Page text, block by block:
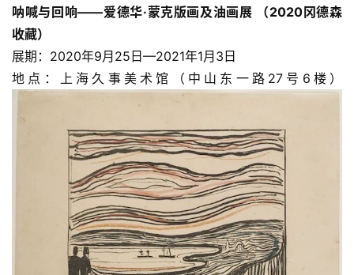
呐喊与回响——爱德华·蒙克版画及油画展 （2020冈德森
收藏）
展期：2020年9月25日—2021年1月3日
地点：上海久事美术馆（中山东一路27号6楼）